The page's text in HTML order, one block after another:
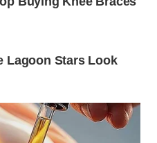
com olhar de
podem produzir